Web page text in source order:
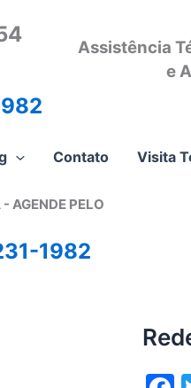
Assistência
e
Contato Visita
- AGENDE PELO
1982